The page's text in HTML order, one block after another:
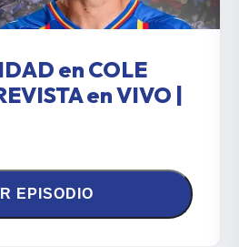
en COLE
en VIVO |
EPISODIO